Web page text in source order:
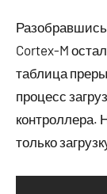
Cortex-M
таблица
процесс
контроллера.
только